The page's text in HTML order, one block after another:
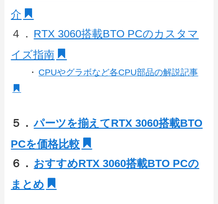
介
４． RTX 3060搭載BTO PCのカスタマ
イズ指南
・ CPUやグラボなど各CPU部品の解説記事
５． パーツを揃えてRTX 3060搭載BTO
PCを価格比較
６． おすすめRTX 3060搭載BTO PCの
まとめ